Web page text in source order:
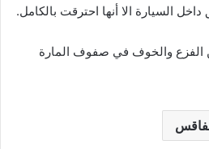
السيارة الا أنها احترقت بالكامل.
الفزع والخوف في صفوف المارة